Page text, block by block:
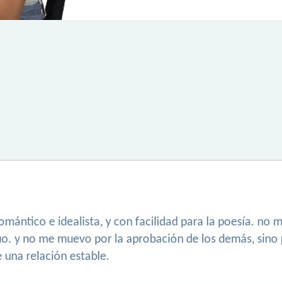
e idealista, y con facilidad para la poesía. no
y no me muevo por la aprobación de los demás, sino
relación estable.